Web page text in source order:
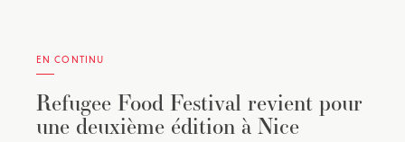
EN CONTINU
Refugee Food Festival revient pour
une deuxième édition à Nice